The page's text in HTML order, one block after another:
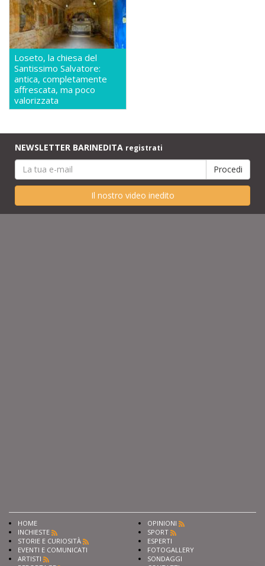
Loseto, la chiesa del
Santissimo Salvatore:
antica, completamente
affrescata, ma poco
valorizzata
NEWSLETTER BARINEDITA registrati
Il nostro video inedito
HOME
INCHIESTE
STORIE E CURIOSITÀ
EVENTI E COMUNICATI
ARTISTI
OPINIONI
SPORT
ESPERTI
FOTOGALLERY
SONDAGGI